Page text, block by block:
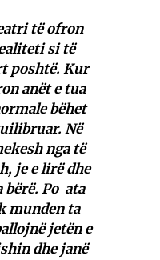
të ofron
si të
poshtë. Kur
anët e tua
bëhet
Në
nga të
je e lirë dhe
Po ata
munden ta
jetën e
dhe janë